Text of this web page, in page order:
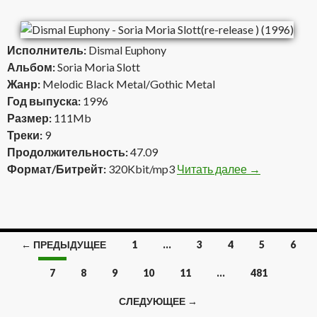
Исполнитель: Dismal Euphony
Альбом:Soria Moria Slott
Жанр: Melodic Black Metal/Gothic Metal
Год выпуска: 1996
Размер: 111Mb
Треки: 9
Продолжительность:47.09
Формат/Битрейт: 320Kbit/mp3 Читать далее Dismal
→
Навигация
← ПРЕДЫДУЩЕЕ 1 … 3 4 5 6
7 8 9 10 11 … 481
СЛЕДУЮЩЕЕ →